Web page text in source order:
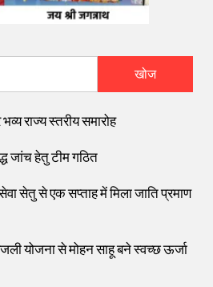
खोज
राज्य स्तरीय समारोह
जांच हेतु टीम गठित
सेतु से एक सप्ताह में मिला जाति प्रमाण
योजना से मोहन साहू बने स्वच्छ ऊर्जा